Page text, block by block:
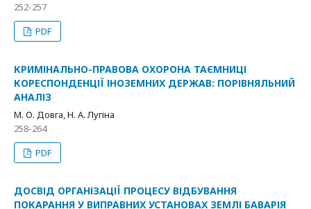
252-257
PDF
КРИМІНАЛЬНО-ПРАВОВА ОХОРОНА ТАЄМНИЦІ
КОРЕСПОНДЕНЦІЇ ІНОЗЕМНИХ ДЕРЖАВ: ПОРІВНЯЛЬНИЙ
АНАЛІЗ
М. О. Довга, Н. А. Лугіна
258-264
PDF
ДОСВІД ОРГАНІЗАЦІЇ ПРОЦЕСУ ВІДБУВАННЯ
ПОКАРАННЯ У ВИПРАВНИХ УСТАНОВАХ ЗЕМЛІ БАВАРІЯ